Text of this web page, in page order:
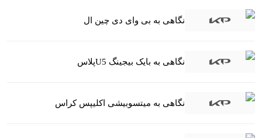
نگاهی به بی وای دی چین ال
نگاهی به بایک بیجینگ U5پلاس
نگاهی به میتسوبیشی اکلیپس کراس